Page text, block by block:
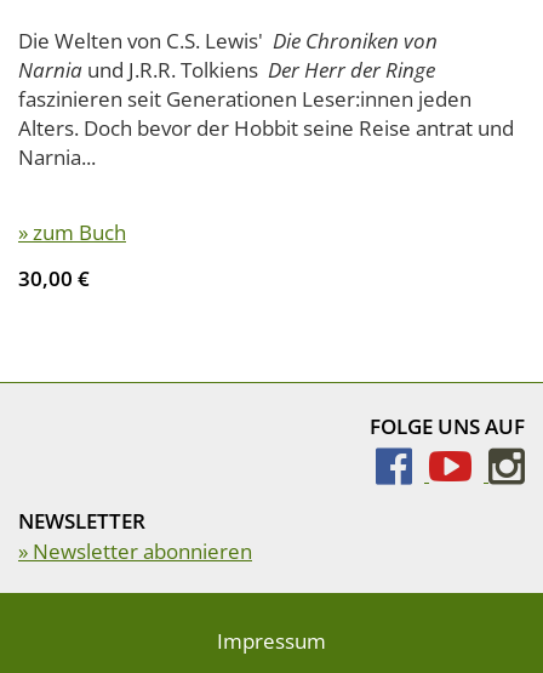
Die Welten von C.S. Lewis' Die Chroniken von
Narnia und J.R.R. Tolkiens Der Herr der Ringe
faszinieren seit Generationen Leser:innen jeden
Alters. Doch bevor der Hobbit seine Reise antrat und
Narnia...
» zum Buch
30,00 €
FOLGE UNS AUF
NEWSLETTER
» Newsletter abonnieren
Impressum